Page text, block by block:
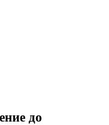
до